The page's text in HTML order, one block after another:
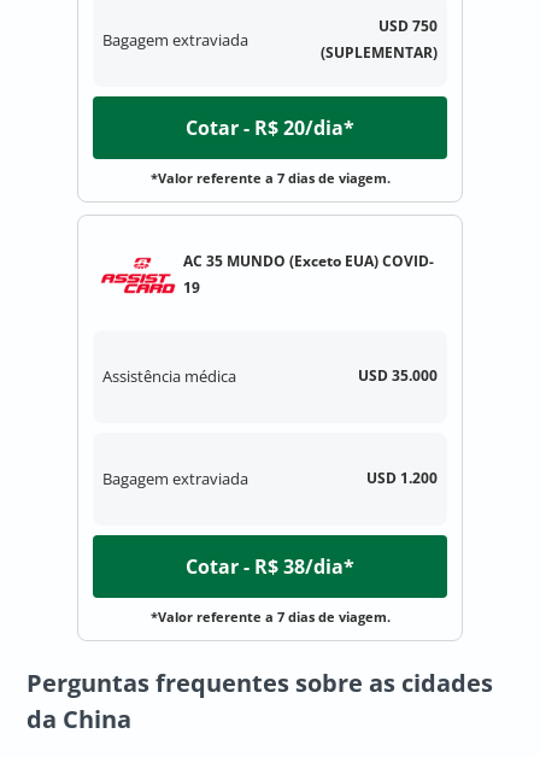
Bagagem extraviada
USD 750
(SUPLEMENTAR)
Cotar - R$ 20/dia*
*Valor referente a 7 dias de viagem.
AC 35 MUNDO (Exceto EUA) COVID-
19
Assistência médica USD 35.000
Bagagem extraviada USD 1.200
Cotar - R$ 38/dia*
*Valor referente a 7 dias de viagem.
Perguntas frequentes sobre as cidades
da China